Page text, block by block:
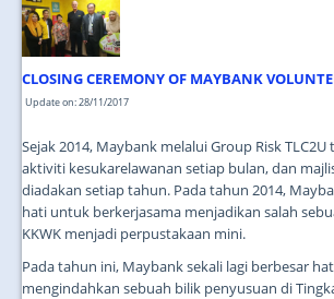
CLOSING CEREMONY OF MAYBANK
Update on: 28/11/2017
Sejak 2014, Maybank melalui Group Risk
aktiviti kesukarelawanan setiap bulan, dan
diadakan setiap tahun. Pada tahun 2014,
hati untuk berkerjasama menjadikan salah
KKWK menjadi perpustakaan mini.
Pada tahun ini, Maybank sekali lagi berbesar
mengindahkan sebuah bilik penyusuan di